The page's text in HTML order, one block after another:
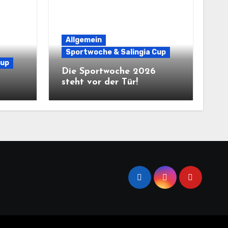
Allgemein
Sportwoche & Salingia Cup
Die Sportwoche 2026
steht vor der Tür!